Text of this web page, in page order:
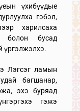
үхибүүдые
гэбэл,
харилсаха
болон бусад
үргэлжэлхэ.
Лэгсэг ламын
багшанар,
эхэ буряад
гэжэ